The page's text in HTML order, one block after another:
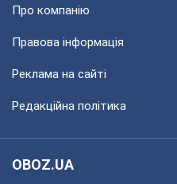
Про компанію
Правова інформація
Реклама на сайті
Редакційна політика
OBOZ.UA